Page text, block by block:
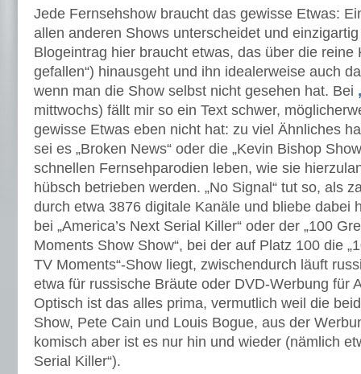
Jede Fernsehshow braucht das gewisse Etwas:
allen anderen Shows unterscheidet und
Blogeintrag hier braucht etwas, das über die reine
gefallen“) hinausgeht und ihn idealerweise auch
wenn man die Show selbst nicht gesehen hat. Bei
mittwochs) fällt mir so ein Text schwer,
gewisse Etwas eben nicht hat: zu viel Ähnliches
sei es „Broken News“ oder die „Kevin Bishop
schnellen Fernsehparodien leben, wie sie
hübsch betrieben werden. „No Signal“ tut so, als
durch etwa 3876 digitale Kanäle und bliebe dabei
bei „America’s Next Serial Killer“ oder der „100
Moments Show Show“, bei der auf Platz 100 die
TV Moments“-Show liegt, zwischendurch läuft
etwa für russische Bräute oder DVD-Werbung für
Optisch ist das alles prima, vermutlich weil die
Show, Pete Cain und Louis Bogue, aus der
komisch aber ist es nur hin und wieder (nämlich
Serial Killer“).